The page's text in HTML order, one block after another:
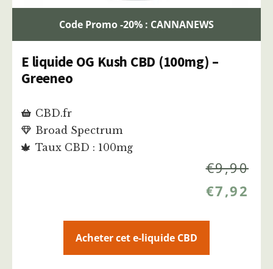
Code Promo -20% : CANNANEWS
E liquide OG Kush CBD (100mg) –
Greeneo
CBD.fr
Broad Spectrum
Taux CBD : 100mg
€9,90
€7,92
Acheter cet e-liquide CBD